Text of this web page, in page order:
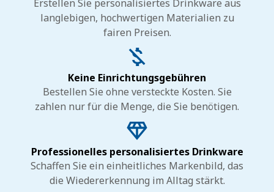
Erstellen Sie personalisiertes Drinkware aus
langlebigen, hochwertigen Materialien zu
fairen Preisen.
Keine Einrichtungsgebühren
Bestellen Sie ohne versteckte Kosten. Sie
zahlen nur für die Menge, die Sie benötigen.
Professionelles personalisiertes Drinkware
Schaffen Sie ein einheitliches Markenbild, das
die Wiedererkennung im Alltag stärkt.